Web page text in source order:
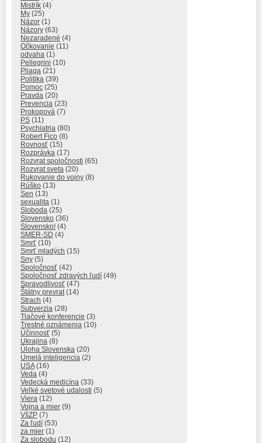
Mistrík (4)
My (25)
Názor (1)
Názory (63)
Nezaradené (4)
Očkovanie (11)
odvaha (1)
Pellegrini (10)
Pliaga (21)
Politika (39)
Pomoc (25)
Pravda (20)
Prevencia (23)
Prokopová (7)
PS (11)
Psychiatria (80)
Robert Fico (8)
Rovnosť (15)
Rozprávka (17)
Rozvrat spoločnosti (65)
Rozvrat sveta (20)
Rukovanie do vojny (8)
Rúško (13)
Sen (13)
sexualita (1)
Sloboda (25)
Slovensko (36)
Slovensko! (4)
SMER-SD (4)
Smrť (10)
Smrť mladých (15)
Sny (5)
Spoločnosť (42)
Spoločnosť zdravých ľudí (49)
Spravodlivosť (47)
Štátny prevrat (14)
Strach (4)
Subverzia (28)
Tlačové konferencie (3)
Trestné oznámenia (10)
Účinnosť (5)
Ukrajina (8)
Úloha Slovenska (20)
Umelá inteligencia (2)
USA(16)
Veda (4)
Vedecká medicína (33)
Veľké svetové udalosti (5)
Viera (12)
Vojna a mier (9)
VšZP (7)
Za ľudí (53)
za mier (1)
Za slobodu (12)